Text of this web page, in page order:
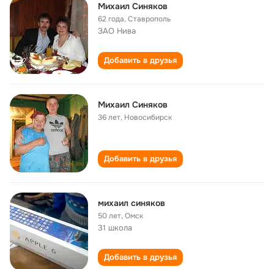
Михаил Синяков
62 года,Ставрополь
ЗАО Нива
Добавить в друзья
Михаил Синяков
36 лет, Новосибирск
Добавить в друзья
михаил синяков
50 лет,Омск
31 школа
Добавить в друзья